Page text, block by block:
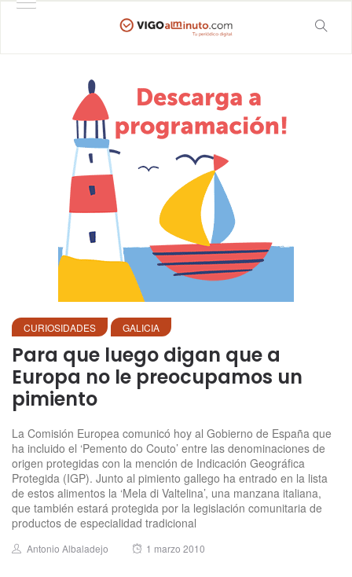
CURIOSIDADES GALICIA
Para que luego digan que a
Europa no le preocupamos un
pimiento
La Comisión Europea comunicó hoy al Gobierno de España que
ha incluido el ‘Pemento do Couto’ entre las denominaciones de
origen protegidas con la mención de Indicación Geográfica
Protegida (IGP). Junto al pimiento gallego ha entrado en la lista
de estos alimentos la ‘Mela di Valtelina’, una manzana italiana,
que también estará protegida por la legislación comunitaria de
productos de especialidad tradicional
Author
Antonio Albaladejo
Posted
1 marzo 2010